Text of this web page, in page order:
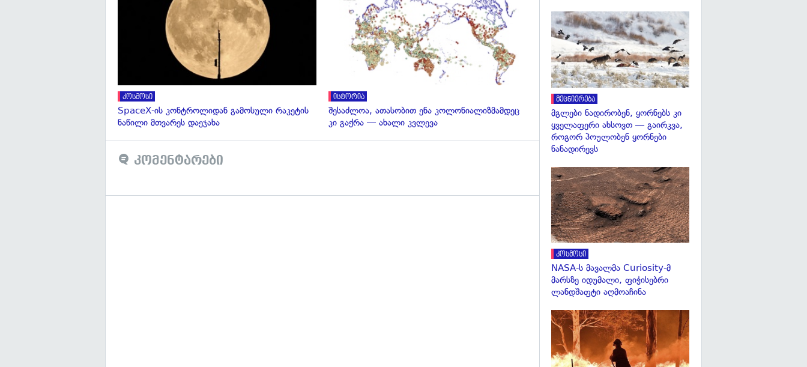
კოსმოსი
SpaceX-ის კონტროლიდან გამოსული რაკეტის
ნაწილი მთვარეს დაეჯახა
ისტორია
შესაძლოა, ათასობით ენა კოლონიალიზმამდეც
კი გაქრა — ახალი კვლევა
კომენტარები
მეცნიერება
მგლები ნადირობენ, ყორნებს კი
ყველაფერი ახსოვთ — გაირკვა,
როგორ პოულობენ ყორნები
ნანადირევს
კოსმოსი
NASA-ს მავალმა Curiosity-მ
მარსზე იდუმალი, ფიჭისებრი
ლანდშაფტი აღმოაჩინა